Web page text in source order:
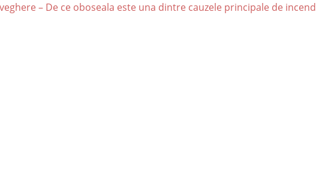
– De ce oboseala este una dintre cauzele principale de